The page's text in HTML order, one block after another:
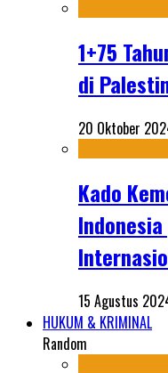
1+75
di
20 Oktober
Kado
15 Agustus
HUKUM & KRIMINAL
Random